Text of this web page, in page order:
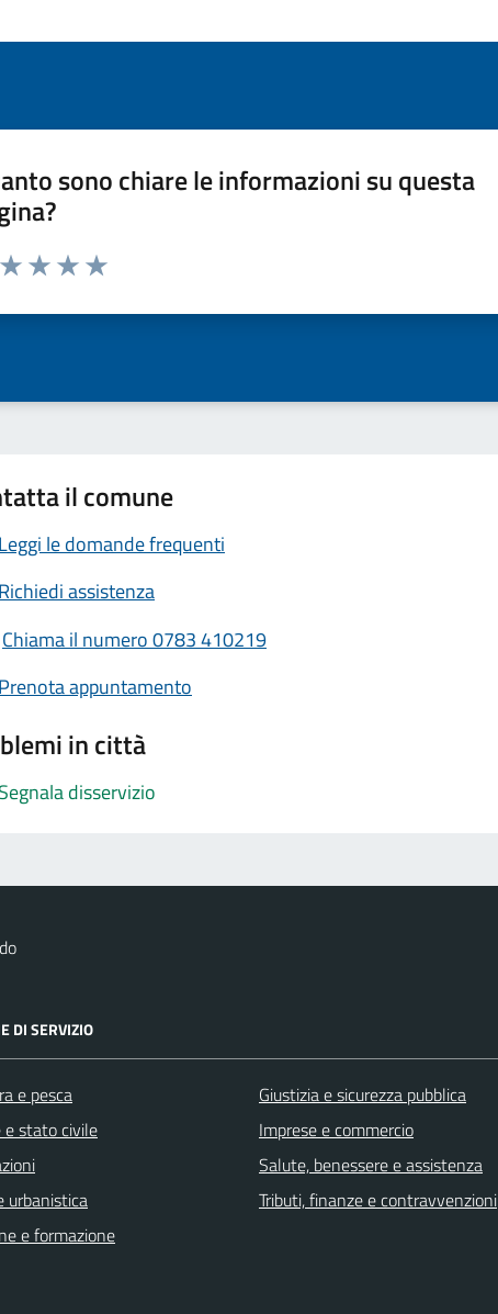
sono chiare le informazioni su questa
da 1 a 5 stelle la pagina
il comune
Leggi le domande frequenti
Richiedi assistenza
Chiama il numero 0783 410219
Prenota appuntamento
in città
Segnala disservizio
DI SERVIZIO
e pesca
e stato civile
urbanistica
e formazione
Giustizia e sicurezza pubblica
Imprese e commercio
Salute, benessere e assistenza
Tributi, finanze e contravvenzioni